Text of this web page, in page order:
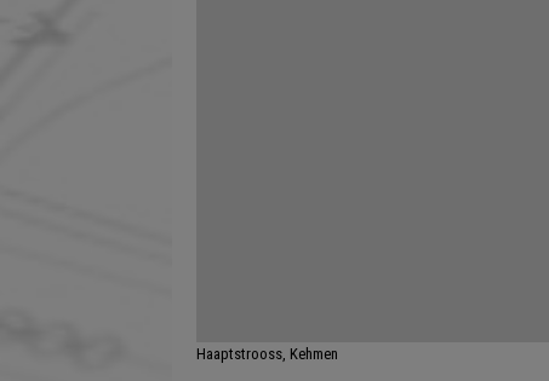
Haaptstrooss, Kehmen